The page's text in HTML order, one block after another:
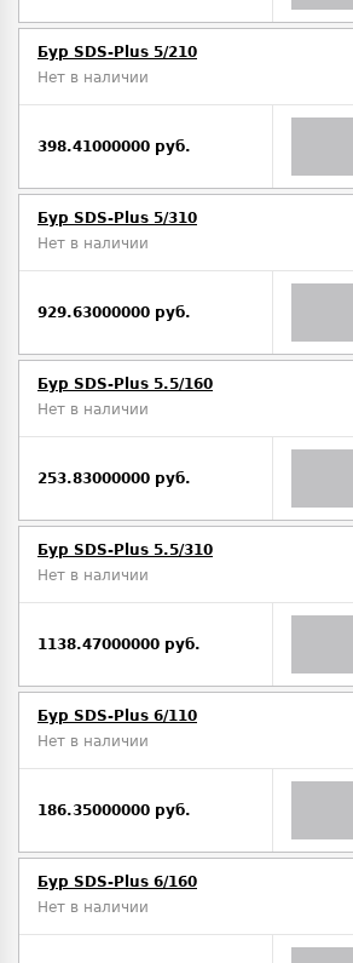
Бур SDS-Plus 5/210
Нет в наличии
398.41000000 руб.
Бур SDS-Plus 5/310
Нет в наличии
929.63000000 руб.
Бур SDS-Plus 5.5/160
Нет в наличии
253.83000000 руб.
Бур SDS-Plus 5.5/310
Нет в наличии
1138.47000000 руб.
Бур SDS-Plus 6/110
Нет в наличии
186.35000000 руб.
Бур SDS-Plus 6/160
Нет в наличии